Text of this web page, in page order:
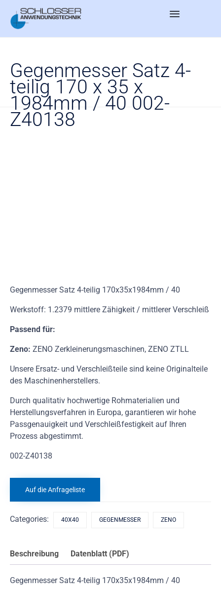
Gegenmesser Satz 4-
teilig 170 x 35 x
1984mm / 40 002-
Z40138
Gegenmesser Satz 4-teilig 170x35x1984mm / 40
Werkstoff: 1.2379 mittlere Zähigkeit / mittlerer Verschleiß
Passend für:
Zeno: ZENO Zerkleinerungsmaschinen, ZENO ZTLL
Unsere Ersatz- und Verschleißteile sind keine Originalteile
des Maschinenherstellers.
Durch qualitativ hochwertige Rohmaterialien und
Herstellungsverfahren in Europa, garantieren wir hohe
Passgenauigkeit und Verschleißfestigkeit auf Ihren
Prozess abgestimmt.
002-Z40138
Auf die Anfrageliste
Categories: 40X40 GEGENMESSER ZENO
Beschreibung Datenblatt (PDF)
Gegenmesser Satz 4-teilig 170x35x1984mm / 40